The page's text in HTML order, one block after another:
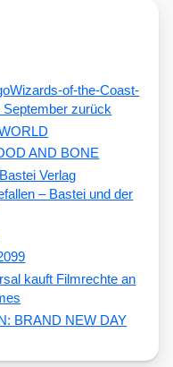
Wizards-of-the-Coast-
zurück
AND BONE
– Bastei und der
kauft Filmrechte an
BRAND NEW DAY